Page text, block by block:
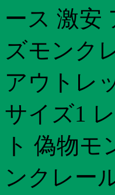
ース 激安
ズモンク
アウトレ
サイズ1
ト 偽物
ンクレー